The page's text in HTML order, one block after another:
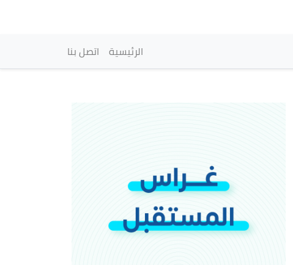
principale
الرئيسية اتصل بنا